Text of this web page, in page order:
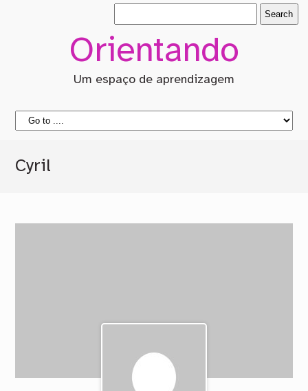
Orientando
Um espaço de aprendizagem
Cyril